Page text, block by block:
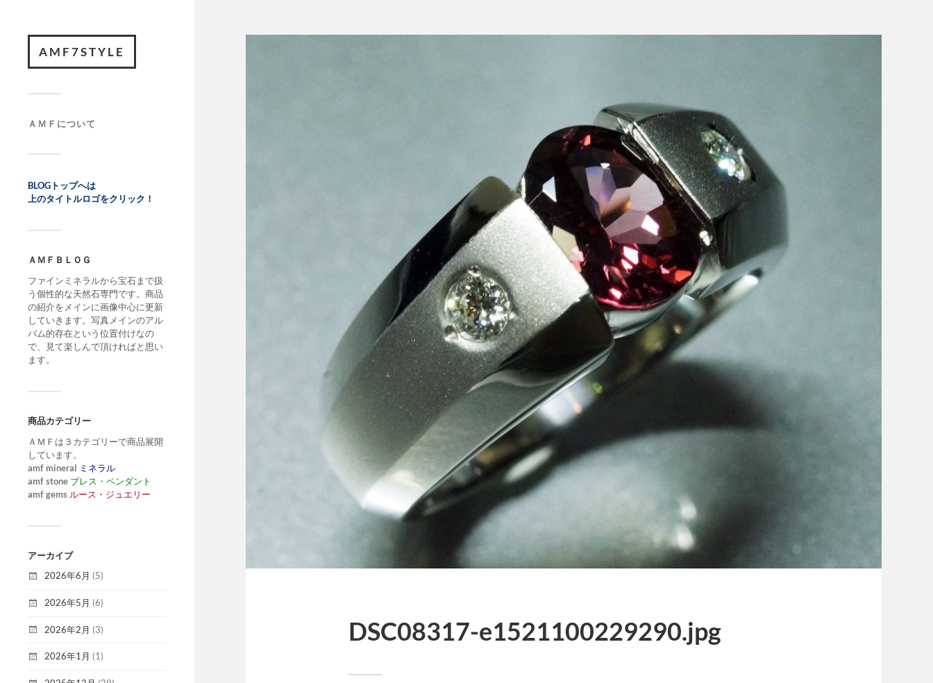
AMF7STYLE
ＡＭＦについて
BLOGトップへは
上のタイトルロゴをクリック！
ＡＭＦＢＬＯＧ
ファインミネラルから宝石まで扱
う個性的な天然石専門です。商品
の紹介をメインに画像中心に更新
していきます。写真メインのアル
バム的存在という位置付けなの
で、見て楽しんで頂ければと思い
ます。
商品カテゴリー
ＡＭＦは３カテゴリーで商品展開
しています。
amf mineral ミネラル
amf stone ブレス・ペンダント
amf gems ルース・ジュエリー
アーカイブ
2026年6月 (5)
2026年5月 (6)
2026年2月 (3)
2026年1月 (1)
DSC08317-e1521100229290.jpg